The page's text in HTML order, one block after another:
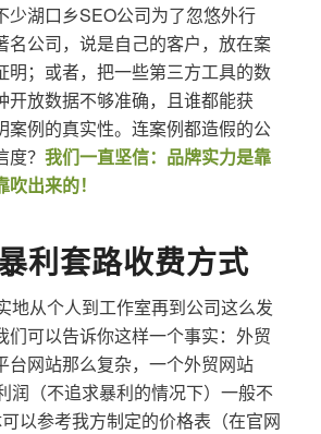
少湖口乡SEO公司为了忽悠外行
名公司，说是自己的客户，放在案
明；或者，把一些第三方工具的数
开放数据不够准确，且谁都能获
案例的真实性。连案例都造假的公
？ 我们一直坚信：品牌实力是靠
出来的！
利套路收费方式
地从个人到工作室再到公司这么发
们可以告诉你这样一个事实：外贸
台网站那么复杂，一个外贸网站
润（不追求暴利的情况下）一般不
以参考我方制定的价格表（在官网